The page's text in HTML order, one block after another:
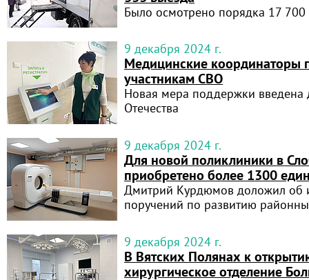
Было осмотрено порядка 17 700
9 декабря 2024 г.
Медицинские координаторы
участникам СВО
Новая мера поддержки введена
Отечества
9 декабря 2024 г.
Для новой поликлиники в
приобретено более 1300
Дмитрий Курдюмов доложил об
поручений по развитию
9 декабря 2024 г.
В Вятских Полянах к
хирургическое отделение